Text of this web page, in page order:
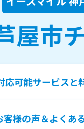
屋市
応可能サービスと
客様の声＆よくあ